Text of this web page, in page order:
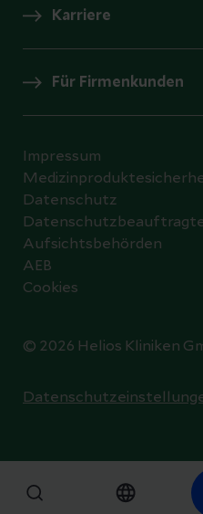
Karriere
Für Firmenkunden
© 2026 Helios Kliniken
Impressum
Datenschutz
Aufsichtsbehörden
AEB
Cookies